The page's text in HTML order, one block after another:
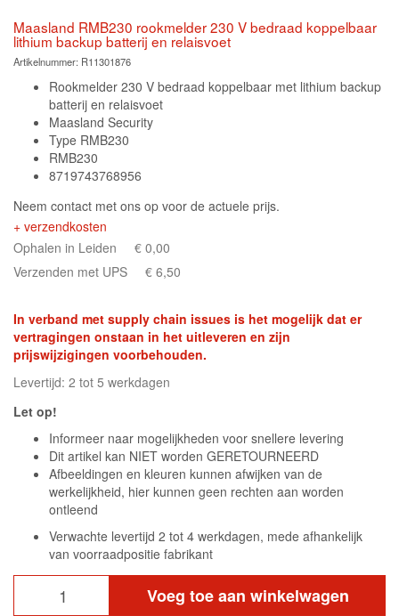
Maasland RMB230 rookmelder 230 V bedraad koppelbaar
lithium backup batterij en relaisvoet
Artikelnummer: R11301876
Rookmelder 230 V bedraad koppelbaar met lithium backup
batterij en relaisvoet
Maasland Security
Type RMB230
RMB230
8719743768956
Neem contact met ons op voor de actuele prijs.
+ verzendkosten
Ophalen in Leiden
€ 0,00
Verzenden met UPS
€ 6,50
In verband met supply chain issues is het mogelijk dat er
vertragingen onstaan in het uitleveren en zijn
prijswijzigingen voorbehouden.
Levertijd: 2 tot 5 werkdagen
Let op!
Informeer naar mogelijkheden voor snellere levering
Dit artikel kan NIET worden GERETOURNEERD
Afbeeldingen en kleuren kunnen afwijken van de
werkelijkheid, hier kunnen geen rechten aan worden
ontleend
Verwachte levertijd 2 tot 4 werkdagen, mede afhankelijk
van voorraadpositie fabrikant
Voeg toe aan winkelwagen